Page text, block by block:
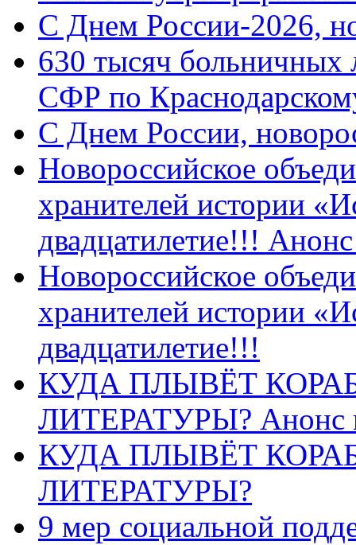
C Днем России-2026,
630 тысяч больничных
СФР по
C Днем России,
Новороссийское
хранителей истории
двадцатилетие!!!
Новороссийское
хранителей истории
двадцатилетие!!!
КУДА ПЛЫВЁТ
ЛИТЕРАТУРЫ? Анонс
КУДА ПЛЫВЁТ
ЛИТЕРАТУРЫ?
9 мер социальной